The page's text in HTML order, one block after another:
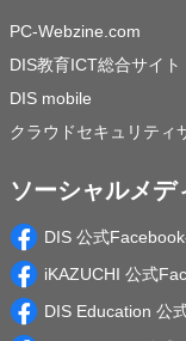
PC-Webzine.com
DIS教育ICT総合サイト
DIS mobile
クラウドセキュリティ
ソーシャルメデ
DIS 公式
iKAZUCHI 公式
DIS Education 公